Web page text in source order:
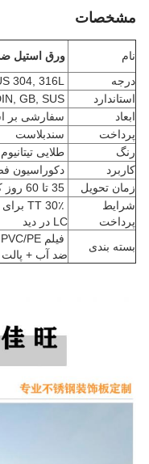
مشخصات
نام
ورق استیل
درجه
استاندارد
ابعاد
سفارشی بر
پرداخت
سندبلاست
رنگ
طلایی
کاربرد
دکوراسیون
زمان تحویل
شرایط
پرداخت
LC در دید
بسته بندی
ضد آب +